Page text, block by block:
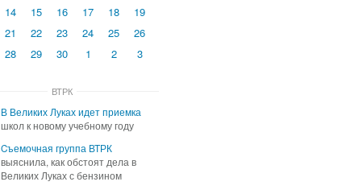
14 15 16 17 18
19
21 22 23 24 25
26
28 29 30 1 2 3
ВТРК
В Великих Луках идет приемка
школ к новому учебному году
В Великих Луках идет приемка
школ к новому учебному году
Cъемочная группа ВТРК
выяснила, как обстоят дела в
Великих Луках с бензином
Cъемочная группа ВТРК
выяснила, как обстоят дела в
Великих Луках с бензином